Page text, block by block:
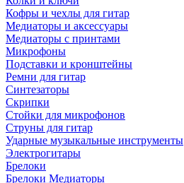
Кофры и чехлы для гитар
Медиаторы и аксессуары
Медиаторы с принтами
Микрофоны
Подставки и кронштейны
Ремни для гитар
Синтезаторы
Скрипки
Стойки для микрофонов
Струны для гитар
Ударные музыкальные инструменты
Электрогитары
Брелоки
Брелоки Медиаторы